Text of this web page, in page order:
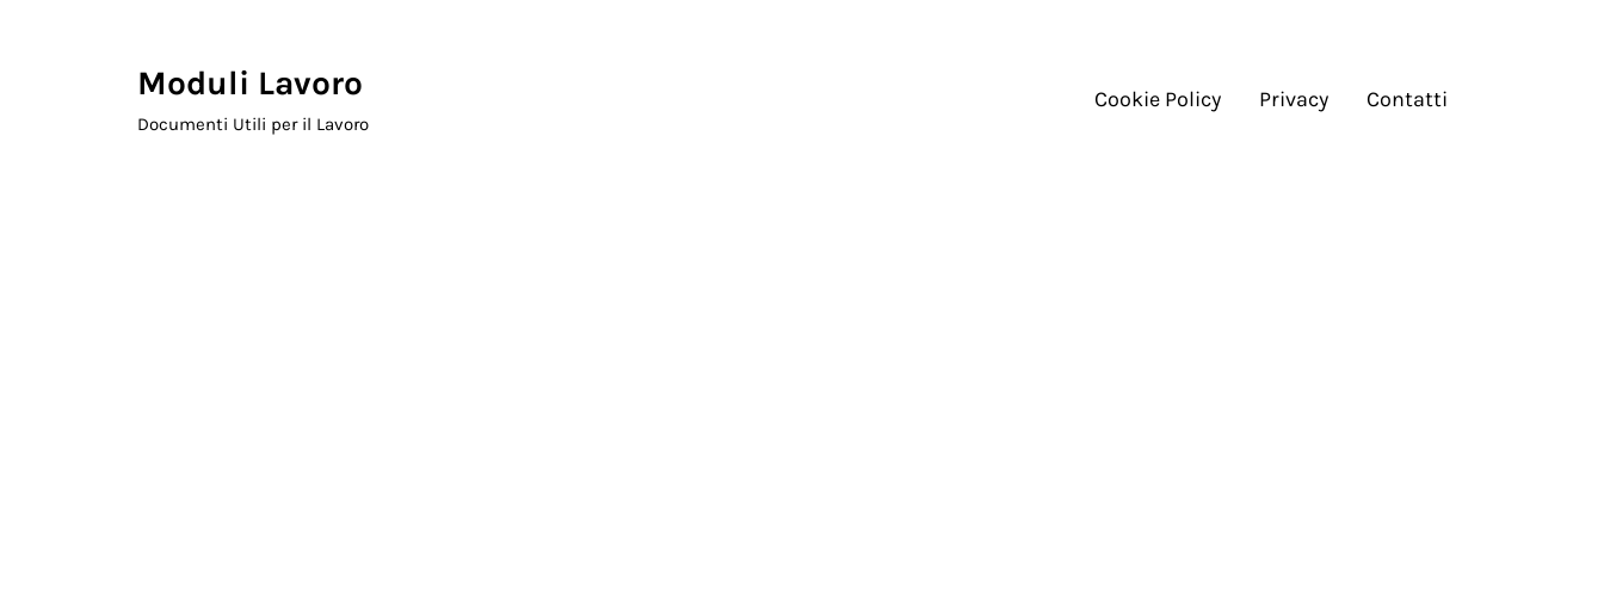
Moduli Lavoro
Documenti Utili per il Lavoro
Cookie Policy Privacy Contatti